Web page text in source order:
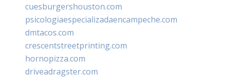
cuesburgershouston.com
psicologiaespecializadaencampeche.com
dmtacos.com
crescentstreetprinting.com
hornopizza.com
driveadragster.com